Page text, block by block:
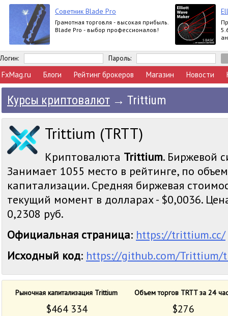
Советник Blade Pro
Грамотная торговля - высокая прибыль.
Blade Pro - выбор профессионалов!
Логин: Пароль:
FxMag.ru Блоги Рейтинг брокеров Магазин Новости
Курсы криптовалют → Trittium
Trittium (TRTT)
Криптовалюта Trittium. Биржевой
Занимает 1055 место в рейтинге, по
капитализации. Средняя биржевая
текущий момент в долларах - $0,0036.
0,2308 руб.
Официальная страница: https://trittium.cc/
Исходный код: https://github.com/
Рыночная капитализация Trittium Объем торгов TRTT за 24
$464 334 $276